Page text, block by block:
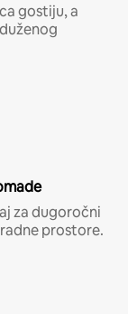
gostiju, a
za dugoročni
prostore.